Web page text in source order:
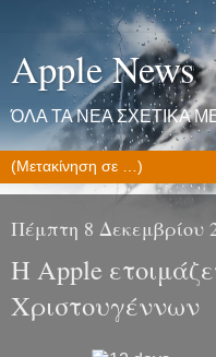
Apple News
ΌΛΑ ΤΑ ΝΕΑ ΣΧΕΤΙΚΑ
Πέμπτη 8 Δεκεμβρίου
Η Apple
Χριστουγέννων